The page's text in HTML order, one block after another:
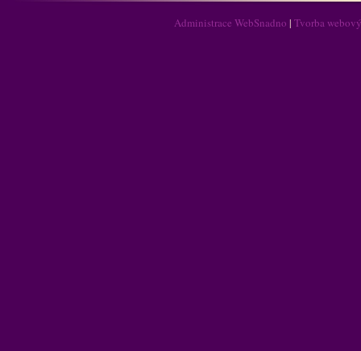
Administrace WebSnadno | Tvorba